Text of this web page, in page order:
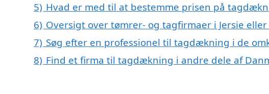
5) Hvad er med til at bestemme prisen på
6) Oversigt over tømrer- og tagfirmaer i Jersie
7) Søg efter en professionel til tagdækning i de
8) Find et firma til tagdækning i andre dele af